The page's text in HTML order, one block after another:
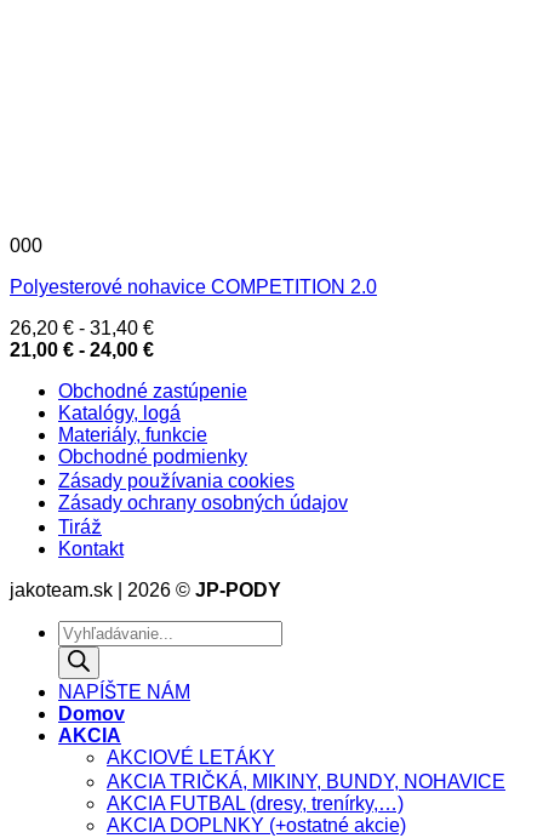
000
Polyesterové nohavice COMPETITION 2.0
26,20 € - 31,40 €
21,00 € - 24,00 €
Obchodné zastúpenie
Katalógy, logá
Materiály, funkcie
Obchodné podmienky
Zásady používania cookies
Zásady ochrany osobných údajov
Tiráž
Kontakt
jakoteam.sk | 2026 © JP-PODY
Products
search
NAPÍŠTE NÁM
Domov
AKCIA
AKCIOVÉ LETÁKY
AKCIA TRIČKÁ, MIKINY, BUNDY, NOHAVICE
AKCIA FUTBAL (dresy, trenírky,…)
AKCIA DOPLNKY (+ostatné akcie)